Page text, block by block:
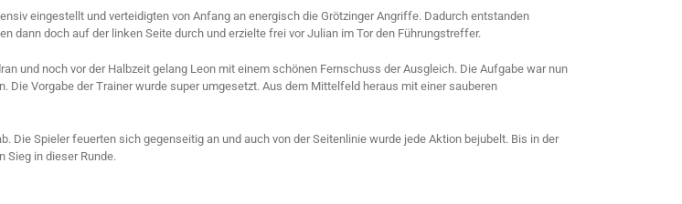
eingestellt und verteidigten von Anfang an energisch die Grötzinger Angriffe. Dadurch entstanden
dann doch auf der linken Seite durch und erzielte frei vor Julian im Tor den Führungstreffer.
und noch vor der Halbzeit gelang Leon mit einem schönen Fernschuss der Ausgleich. Die Aufgabe war nun
Vorgabe der Trainer wurde super umgesetzt. Aus dem Mittelfeld heraus mit einer sauberen
Die Spieler feuerten sich gegenseitig an und auch von der Seitenlinie wurde jede Aktion bejubelt. Bis in der
Sieg in dieser Runde.